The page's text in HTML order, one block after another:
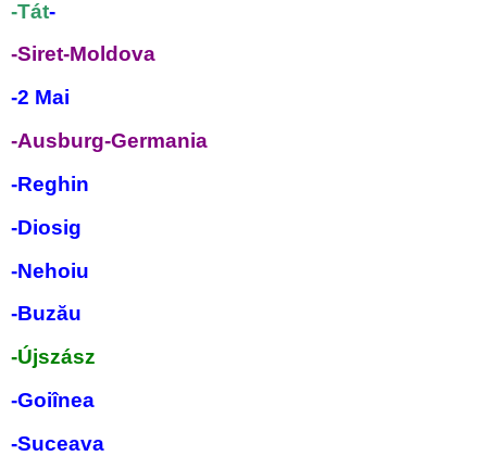
-Tát-
-Siret-Moldova
-2 Mai
-Ausburg-Germania
-Reghin
-Diosig
-Nehoiu
-Buzău
-Újszász
-Goiînea
-Suceava